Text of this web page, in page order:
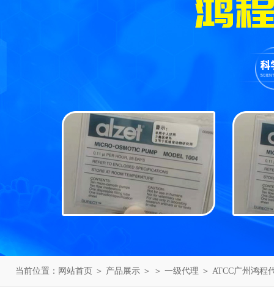
当前位置： 网站首页 ＞ 产品展示 ＞ ＞ 一级代理 ＞ ATCC广州鸿程